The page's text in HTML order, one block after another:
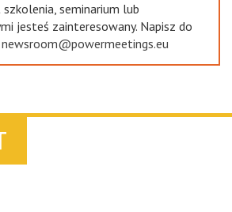
seminarium lub
jesteś zainteresowany. Napisz do
newsroom@powermeetings.eu